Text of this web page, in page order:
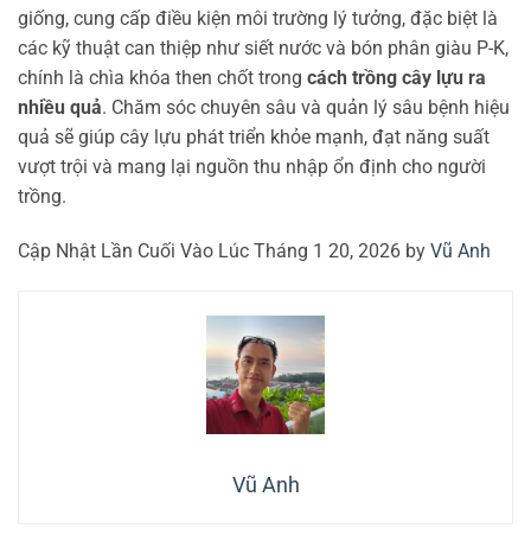
giống, cung cấp điều kiện môi trường lý tưởng, đặc biệt là
các kỹ thuật can thiệp như siết nước và bón phân giàu P-K,
chính là chìa khóa then chốt trong cách trồng cây lựu ra
nhiều quả. Chăm sóc chuyên sâu và quản lý sâu bệnh hiệu
quả sẽ giúp cây lựu phát triển khỏe mạnh, đạt năng suất
vượt trội và mang lại nguồn thu nhập ổn định cho người
trồng.
Cập Nhật Lần Cuối Vào Lúc Tháng 1 20, 2026 by Vũ Anh
Vũ Anh